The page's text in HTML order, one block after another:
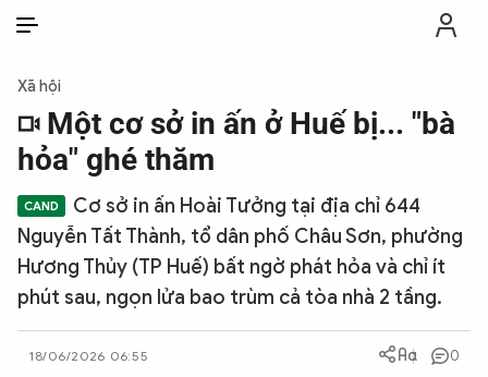
THỜI SỰ
CHỐNG DIỄN BIẾN HÒA BÌNH
CÔNG AN TRONG LÒNG DÂN
Xã hội
Một cơ sở in ấn ở Huế bị... "bà
hỏa" ghé thăm
Cơ sở in ấn Hoài Tưởng tại địa chỉ 644
Nguyễn Tất Thành, tổ dân phố Châu Sơn, phường
Hương Thủy (TP Huế) bất ngờ phát hỏa và chỉ ít
phút sau, ngọn lửa bao trùm cả tòa nhà 2 tầng.
18/06/2026 06:55 0